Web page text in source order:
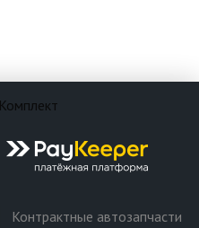
Контрактные автозапчасти